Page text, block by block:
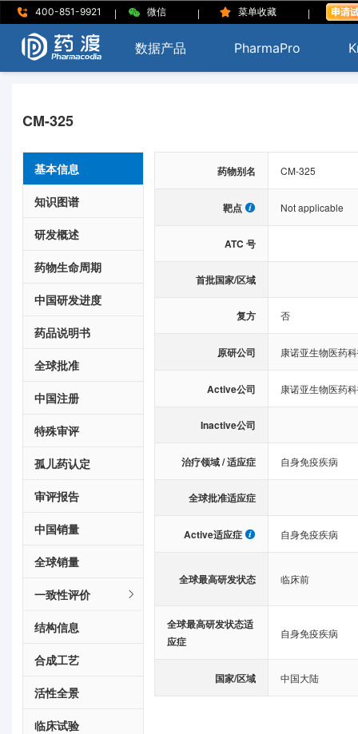
400-851-9921 | 微信 | 菜单收藏 |
数据产品 PharmaPro
CM-325
基本信息
知识图谱
研发概述
药物生命周期
中国研发进度
药品说明书
全球批准
中国注册
特殊审评
孤儿药认定
审评报告
中国销量
全球销量
一致性评价
结构信息
合成工艺
活性全景
临床试验
药物别名 CM-325
靶点 Not applicable
ATC 号
首批国家/区域
复方 否
原研公司 康诺亚生物医药
Active公司 康诺亚生物医药
Inactive公司
治疗领域 / 适应症 自身免疫疾病
全球批准适应症
Active适应症 自身免疫疾病
全球最高研发状态 临床前
全球最高研发状态适
应症
自身免疫疾病
国家/区域 中国大陆